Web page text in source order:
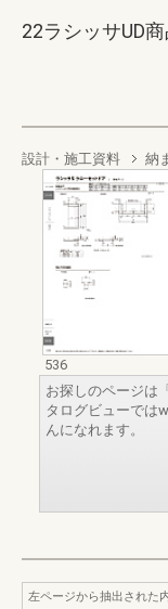
22ラシッサUD
設計・施工資料 納
536
お探しのページは
タログビューでは
んになれます。
左ページから抽出された